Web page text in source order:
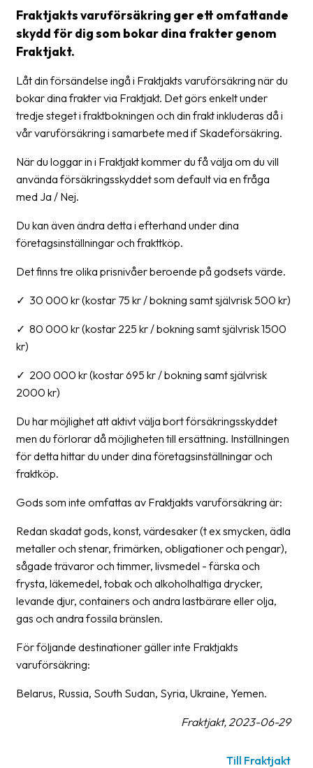
Manualer
Nedladdningar
Kundtjänst
Om
Om
Fraktjakt
Pressrum
Medarbetare
Jobb
&
Kontakta
oss
Villkor
Allmänna
villkor
Integritet
Förbjudet
Fraktjakts varuförsäkring ger ett omfattande
skydd för dig som bokar dina frakter genom
Fraktjakt.
Låt din försändelse ingå i Fraktjakts varuförsäkring när du
bokar dina frakter via Fraktjakt. Det görs enkelt under
tredje steget i fraktbokningen och din frakt inkluderas då i
vår varuförsäkring i samarbete med if Skadeförsäkring.
När du loggar in i Fraktjakt kommer du få välja om du vill
använda försäkringsskyddet som default via en fråga
med Ja / Nej.
Du kan även ändra detta i efterhand under dina
företagsinställningar och frakttköp.
Det finns tre olika prisnivåer beroende på godsets värde.
✓ 30 000 kr (kostar 75 kr / bokning samt självrisk 500 kr)
✓ 80 000 kr (kostar 225 kr / bokning samt självrisk 1500
kr)
✓ 200 000 kr (kostar 695 kr / bokning samt självrisk
2000 kr)
Du har möjlighet att aktivt välja bort försäkringsskyddet
men du förlorar då möjligheten till ersättning. Inställningen
för detta hittar du under dina företagsinställningar och
fraktköp.
Gods som inte omfattas av Fraktjakts varuförsäkring är:
Redan skadat gods, konst, värdesaker (t ex smycken, ädla
metaller och stenar, frimärken, obligationer och pengar),
sågade trävaror och timmer, livsmedel - färska och
frysta, läkemedel, tobak och alkoholhaltiga drycker,
levande djur, containers och andra lastbärare eller olja,
gas och andra fossila bränslen.
För följande destinationer gäller inte Fraktjakts
varuförsäkring:
Belarus, Russia, South Sudan, Syria, Ukraine, Yemen.
Fraktjakt, 2023-06-29
Till Fraktjakt